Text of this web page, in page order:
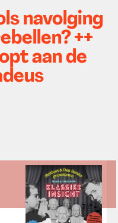
navolging
++
aan de